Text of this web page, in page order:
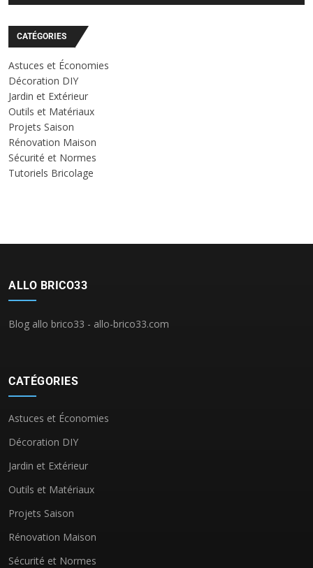
CATÉGORIES
Astuces et Économies
Décoration DIY
Jardin et Extérieur
Outils et Matériaux
Projets Saison
Rénovation Maison
Sécurité et Normes
Tutoriels Bricolage
ALLO BRICO33
Blog allo brico33 - allo-brico33.com
CATÉGORIES
Astuces et Économies
Décoration DIY
Jardin et Extérieur
Outils et Matériaux
Projets Saison
Rénovation Maison
Sécurité et Normes